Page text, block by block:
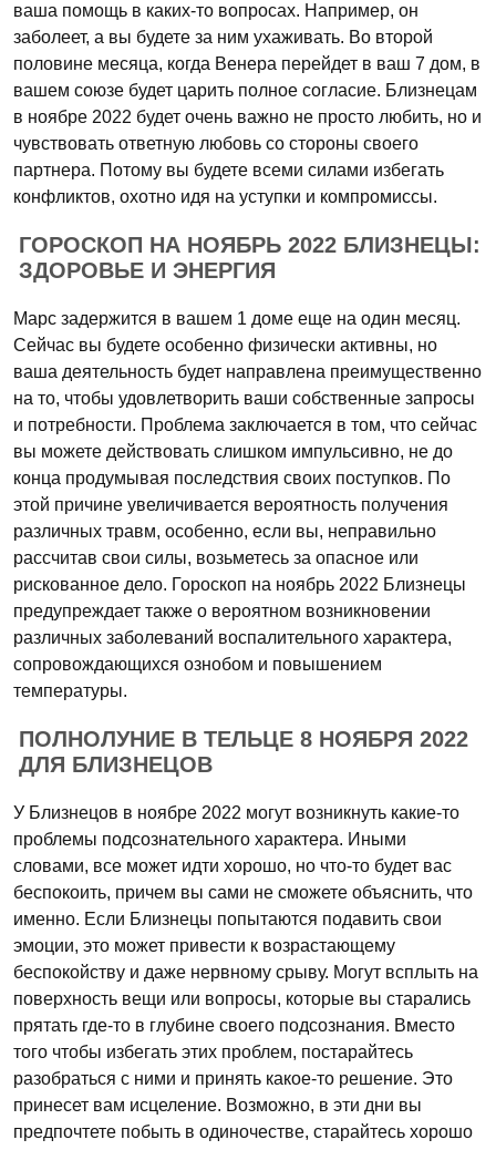
ваша помощь в каких-то вопросах. Например, он
заболеет, а вы будете за ним ухаживать. Во второй
половине месяца, когда Венера перейдет в ваш 7 дом, в
вашем союзе будет царить полное согласие. Близнецам
в ноябре 2022 будет очень важно не просто любить, но и
чувствовать ответную любовь со стороны своего
партнера. Потому вы будете всеми силами избегать
конфликтов, охотно идя на уступки и компромиссы.
ГОРОСКОП НА НОЯБРЬ 2022 БЛИЗНЕЦЫ:
ЗДОРОВЬЕ И ЭНЕРГИЯ
Марс задержится в вашем 1 доме еще на один месяц.
Сейчас вы будете особенно физически активны, но
ваша деятельность будет направлена преимущественно
на то, чтобы удовлетворить ваши собственные запросы
и потребности. Проблема заключается в том, что сейчас
вы можете действовать слишком импульсивно, не до
конца продумывая последствия своих поступков. По
этой причине увеличивается вероятность получения
различных травм, особенно, если вы, неправильно
рассчитав свои силы, возьметесь за опасное или
рискованное дело. Гороскоп на ноябрь 2022 Близнецы
предупреждает также о вероятном возникновении
различных заболеваний воспалительного характера,
сопровождающихся ознобом и повышением
температуры.
ПОЛНОЛУНИЕ В ТЕЛЬЦЕ 8 НОЯБРЯ 2022
ДЛЯ БЛИЗНЕЦОВ
У Близнецов в ноябре 2022 могут возникнуть какие-то
проблемы подсознательного характера. Иными
словами, все может идти хорошо, но что-то будет вас
беспокоить, причем вы сами не сможете объяснить, что
именно. Если Близнецы попытаются подавить свои
эмоции, это может привести к возрастающему
беспокойству и даже нервному срыву. Могут всплыть на
поверхность вещи или вопросы, которые вы старались
прятать где-то в глубине своего подсознания. Вместо
того чтобы избегать этих проблем, постарайтесь
разобраться с ними и принять какое-то решение. Это
принесет вам исцеление. Возможно, в эти дни вы
предпочтете побыть в одиночестве, старайтесь хорошо